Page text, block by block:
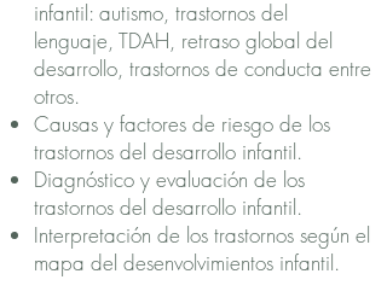
infantil: autismo, trastornos del
lenguaje, TDAH, retraso global del
desarrollo, trastornos de conducta entre
otros.
Causas y factores de riesgo de los
trastornos del desarrollo infantil.
Diagnóstico y evaluación de los
trastornos del desarrollo infantil.
Interpretación de los trastornos según el
mapa del desenvolvimientos infantil.